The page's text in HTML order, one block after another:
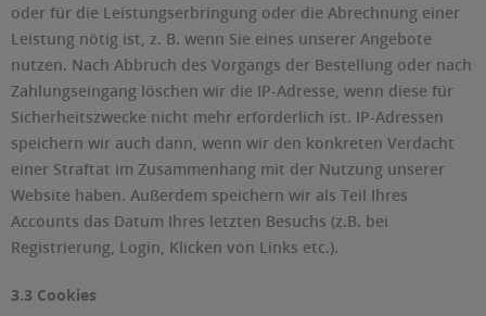
oder für die Leistungserbringung oder die Abrechnung einer
Leistung nötig ist, z. B. wenn Sie eines unserer Angebote
nutzen. Nach Abbruch des Vorgangs der Bestellung oder nach
Zahlungseingang löschen wir die IP-Adresse, wenn diese für
Sicherheitszwecke nicht mehr erforderlich ist. IP-Adressen
speichern wir auch dann, wenn wir den konkreten Verdacht
einer Straftat im Zusammenhang mit der Nutzung unserer
Website haben. Außerdem speichern wir als Teil Ihres
Accounts das Datum Ihres letzten Besuchs (z.B. bei
Registrierung, Login, Klicken von Links etc.).
3.3 Cookies